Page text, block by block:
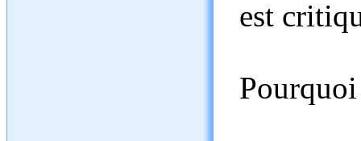
est
Pourquoi